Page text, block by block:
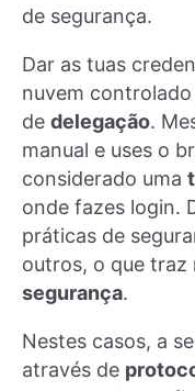
de segurança.
Dar as tuas
nuvem
de delegação.
manual e uses o
considerado uma
onde fazes login.
práticas de
outros, o que traz
segurança.
Nestes casos, a
através de